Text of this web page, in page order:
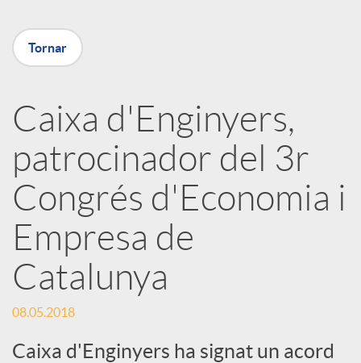
X
r
x
e
s
S
Tornar
Caixa d'Enginyers,
patrocinador del 3r
Congrés d'Economia i
Empresa de
Catalunya
08.05.2018
Caixa d'Enginyers ha signat un acord